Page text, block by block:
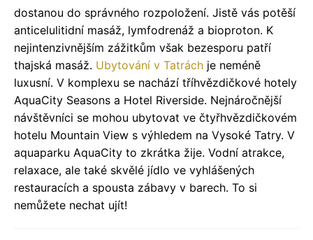
dostanou do správného rozpoložení. Jistě vás potěší
anticelulitidní masáž, lymfodrenáž a bioproton. K
nejintenzivnějším zážitkům však bezesporu patří
thajská masáž. Ubytování v Tatrách je neméně
luxusní. V komplexu se nachází tříhvězdičkové hotely
AquaCity Seasons a Hotel Riverside. Nejnáročnější
návštěvníci se mohou ubytovat ve čtyřhvězdičkovém
hotelu Mountain View s výhledem na Vysoké Tatry. V
aquaparku AquaCity to zkrátka žije. Vodní atrakce,
relaxace, ale také skvělé jídlo ve vyhlášených
restauracích a spousta zábavy v barech. To si
nemůžete nechat ujít!